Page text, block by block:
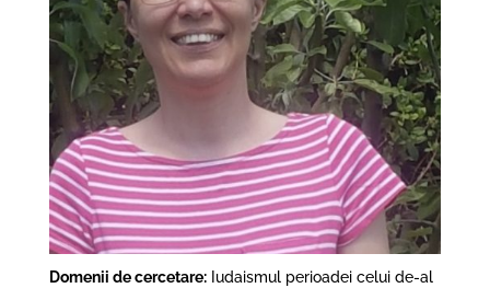
Domenii de cercetare:Iudaismul perioadei celui de-al